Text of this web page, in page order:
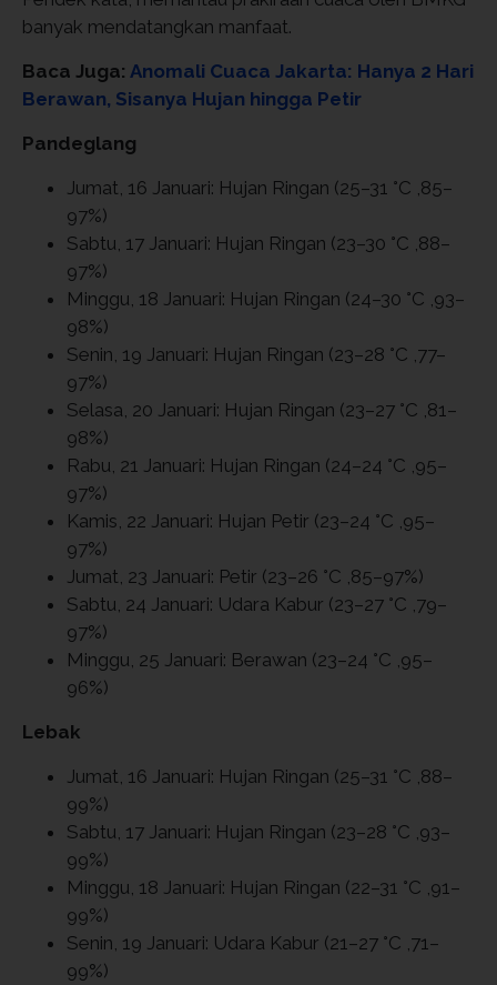
banyak mendatangkan manfaat.
Baca Juga: Anomali Cuaca Jakarta: Hanya 2 Hari
Berawan, Sisanya Hujan hingga Petir
Pandeglang
Jumat, 16 Januari: Hujan Ringan (25–31 °C ,85–
97%)
Sabtu, 17 Januari: Hujan Ringan (23–30 °C ,88–
97%)
Minggu, 18 Januari: Hujan Ringan (24–30 °C ,93–
98%)
Senin, 19 Januari: Hujan Ringan (23–28 °C ,77–
97%)
Selasa, 20 Januari: Hujan Ringan (23–27 °C ,81–
98%)
Rabu, 21 Januari: Hujan Ringan (24–24 °C ,95–
97%)
Kamis, 22 Januari: Hujan Petir (23–24 °C ,95–
97%)
Jumat, 23 Januari: Petir (23–26 °C ,85–97%)
Sabtu, 24 Januari: Udara Kabur (23–27 °C ,79–
97%)
Minggu, 25 Januari: Berawan (23–24 °C ,95–
96%)
Lebak
Jumat, 16 Januari: Hujan Ringan (25–31 °C ,88–
99%)
Sabtu, 17 Januari: Hujan Ringan (23–28 °C ,93–
99%)
Minggu, 18 Januari: Hujan Ringan (22–31 °C ,91–
99%)
Senin, 19 Januari: Udara Kabur (21–27 °C ,71–
99%)